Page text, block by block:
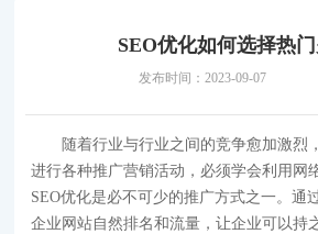
SEO优化如何选择热
发布时间：2023-09-07
随着行业与行业之间的竞争愈加激烈
进行各种推广营销活动，必须学会利用网
SEO优化是必不可少的推广方式之一。通
企业网站自然排名和流量，让企业可以持